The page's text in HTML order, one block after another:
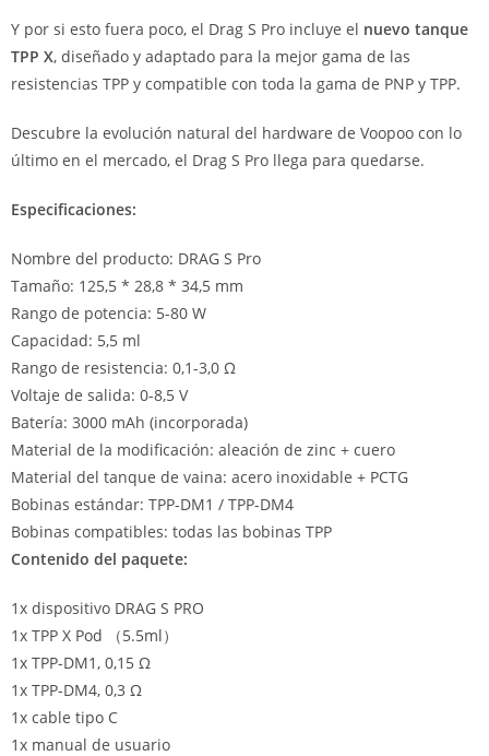
Y por si esto fuera poco, el Drag S Pro incluye el nuevo tanque
TPP X, diseñado y adaptado para la mejor gama de las
resistencias TPP y compatible con toda la gama de PNP y TPP.
Descubre la evolución natural del hardware de Voopoo con lo
último en el mercado, el Drag S Pro llega para quedarse.
Especificaciones:
Nombre del producto: DRAG S Pro
Tamaño: 125,5 * 28,8 * 34,5 mm
Rango de potencia: 5-80 W
Capacidad: 5,5 ml
Rango de resistencia: 0,1-3,0 Ω
Voltaje de salida: 0-8,5 V
Batería: 3000 mAh (incorporada)
Material de la modificación: aleación de zinc + cuero
Material del tanque de vaina: acero inoxidable + PCTG
Bobinas estándar: TPP-DM1 / TPP-DM4
Bobinas compatibles: todas las bobinas TPP
Contenido del paquete:
1x dispositivo DRAG S PRO
1x TPP X Pod （5.5ml）
1x TPP-DM1, 0,15 Ω
1x TPP-DM4, 0,3 Ω
1x cable tipo C
1x manual de usuario